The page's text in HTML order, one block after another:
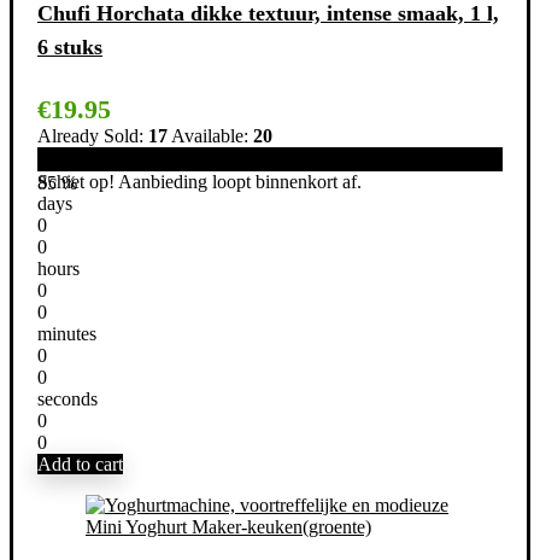
Chufi Horchata dikke textuur, intense smaak, 1 l,
6 stuks
€19.95
Already Sold: 17 Available: 20
85 %
Schiet op! Aanbieding loopt binnenkort af.
days
0
0
hours
0
0
minutes
0
0
seconds
0
0
Add to cart